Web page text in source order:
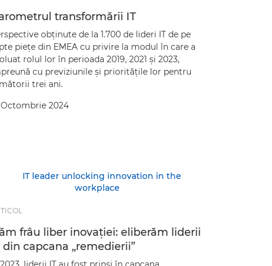
transformării IT
obţinute de la 1.700 de lideri IT de pe
pieţe din EMEA cu privire la modul în care a
rolul lor în perioada 2019, 2021 şi 2023,
cu previziunile şi priorităţile lor pentru
trei ani.
Octombrie 2024
frâu liber inovaţiei: eliberăm liderii
din capcana „remedierii”